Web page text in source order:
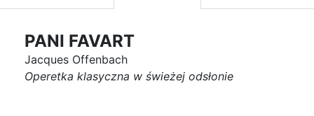
PANI FAVART
Jacques Offenbach
Operetka klasyczna w świeżej odsłonie